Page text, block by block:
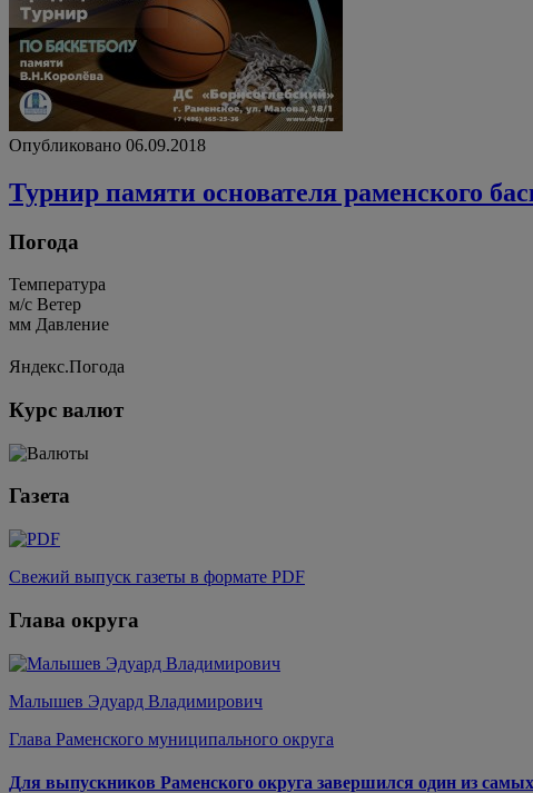
Опубликовано 06.09.2018
Турнир памяти основателя раменского
Погода
Температура
м/c Ветер
мм Давление
Яндекс.Погода
Курс валют
Газета
Свежий выпуск газеты в формате PDF
Глава округа
Малышев Эдуард Владимирович
Глава Раменского муниципального округа
Для выпускников Раменского округа завершился один из